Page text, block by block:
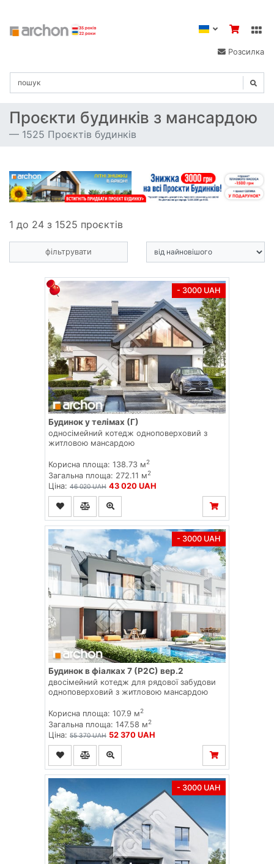
Розсилка
Проєкти будинків з мансардою
1525 Проєктів будинків
1 до 24 з 1525 проєктів
фільтрувати
- 3000 UAH
Будинок у телімах (Г)
односімейний котедж одноповерховий з
житловою мансардою
Корисна площа: 138.73 м2
Загальна площа: 272.11 м2
Ціна: 46 020 UAH 43 020 UAH
- 3000 UAH
Будинок в фіалках 7 (Р2С) вер.2
двосімейний котедж для рядової забудови
одноповерховий з житловою мансардою
Корисна площа: 107.9 м2
Загальна площа: 147.58 м2
Ціна: 55 370 UAH 52 370 UAH
- 3000 UAH